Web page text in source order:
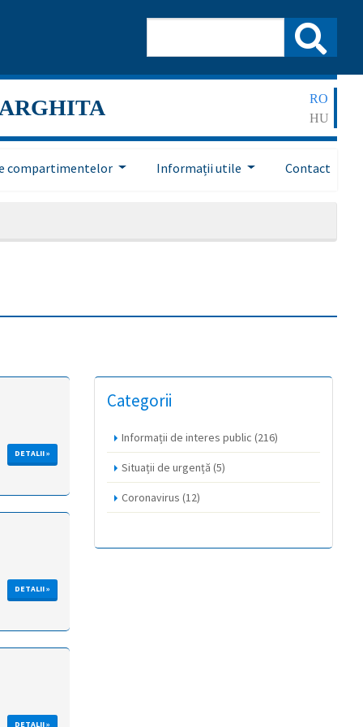
RO
HU
compartimentelor Informații utile Contact
DETALII »
DETALII »
DETALII »
Categorii
Informații de interes public (216)
Situații de urgență (5)
Coronavirus (12)